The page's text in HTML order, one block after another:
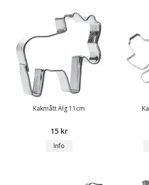
Kakmått Älg 11cm
15 kr
Info